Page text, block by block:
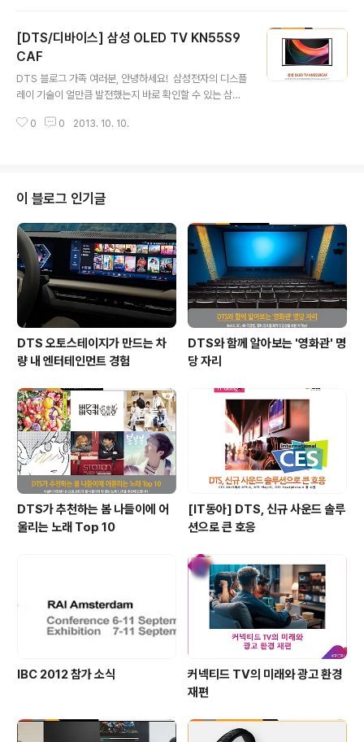
냅드래곤이 보여주는 최고의 속도와 퍼포먼스, 지문 인식
기능, 플로팅 키패드, VEGA만의 디자인 홈과 같은 여러 기
능들이 인기의 비결입니다. 또한 최근의 고사양 멀티미디
어 포맷들을 원활히 재생하는 멀티미디어 환경은 시크릿
블루레이 파일들을 DTS 사운드로 재생한다면 더욱 풍성
[DTS/디바이스] 삼성 OLED TV KN55S9
CAF
DTS 블로그 가족 여러분, 안녕하세요! 삼성전자의 디스플
레이 기술이 얼만큼 발전했는지 바로 확인할 수 있는 삼성
을 받고 있습니다. 삼성 OLED TV는 의 최고급 디스플레
ung Curved OLED TV commercial 상위 TV 모델
군에 적용된 DTS 프리미엄 사운드와 DTS 프리미엄 사운
드 5.1 기술에는 DTS 인코딩 컨텐츠를 디코딩할 수 있는
디코더가 탑재되어 있습니다. 또한 DTS 스튜디오 사운드
는 TV의 내장 스피커만으로 모든 컨텐츠를..
0 0 2013. 10. 10.
이 블로그 인기글
DTS 오토스테이지가 만드는 차
량 내 엔터테인먼트 경험
DTS와 함께 알아보는 '영화관' 명
당 자리
DTS가 추천하는 봄 나들이에 어
울리는 노래 Top 10
[IT동아] DTS, 신규 사운드 솔루
션으로 큰 호응
IBC 2012 참가 소식
커넥티드 TV의 미래와 광고 환경
재편